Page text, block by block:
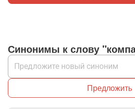
Синонимы к слову
Предложить